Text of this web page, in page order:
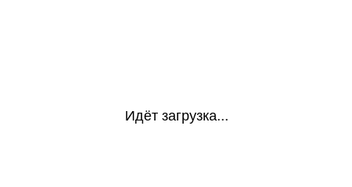
Идёт загрузка...